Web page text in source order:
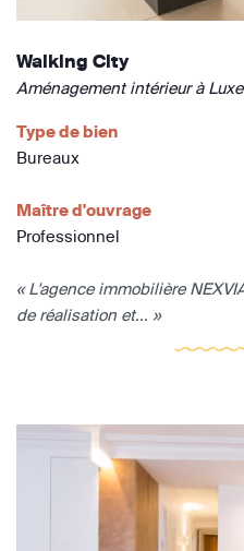
Walking City
Aménagement intérieur à
Type de bien
Bureaux
Maître d'ouvrage
Professionnel
« L'agence immobilière
de réalisation et... »